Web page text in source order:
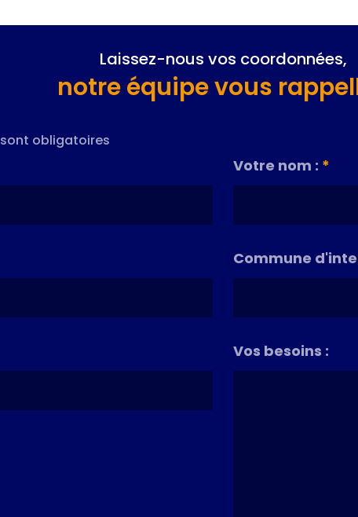
Laissez-nous vos coordonnées,
notre équipe vous
sont obligatoires
Votre nom : *
Commune
Vos besoins :